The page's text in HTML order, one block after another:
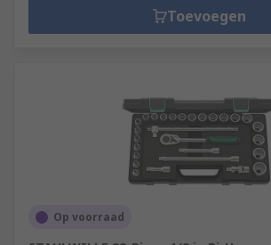
Toevoegen
Op voorraad